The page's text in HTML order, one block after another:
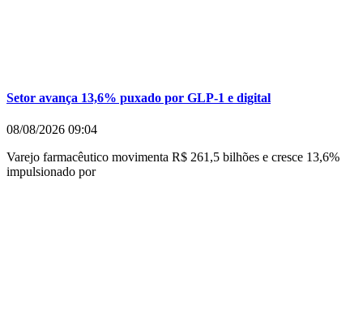
Setor avança 13,6% puxado por GLP-1 e digital
08/08/2026 09:04
Varejo farmacêutico movimenta R$ 261,5 bilhões e cresce 13,6%
impulsionado por